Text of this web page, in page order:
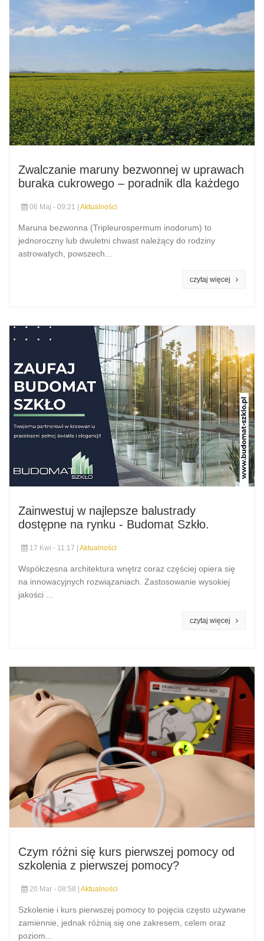
Zwalczanie maruny bezwonnej w uprawach
buraka cukrowego – poradnik dla każdego
06 Maj - 09:21 | Aktualności
Maruna bezwonna (Tripleurospermum inodorum) to
jednoroczny lub dwuletni chwast należący do rodziny
astrowatych, powszech...
Zainwestuj w najlepsze balustrady
dostępne na rynku - Budomat Szkło.
17 Kwi - 11:17 | Aktualności
Współczesna architektura wnętrz coraz częściej opiera się
na innowacyjnych rozwiązaniach. Zastosowanie wysokiej
jakości ...
Czym różni się kurs pierwszej pomocy od
szkolenia z pierwszej pomocy?
20 Mar - 08:58 | Aktualności
Szkolenie i kurs pierwszej pomocy to pojęcia często używane
zamiennie, jednak różnią się one zakresem, celem oraz
poziom...